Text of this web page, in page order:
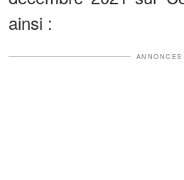
ainsi :
ANNONCES